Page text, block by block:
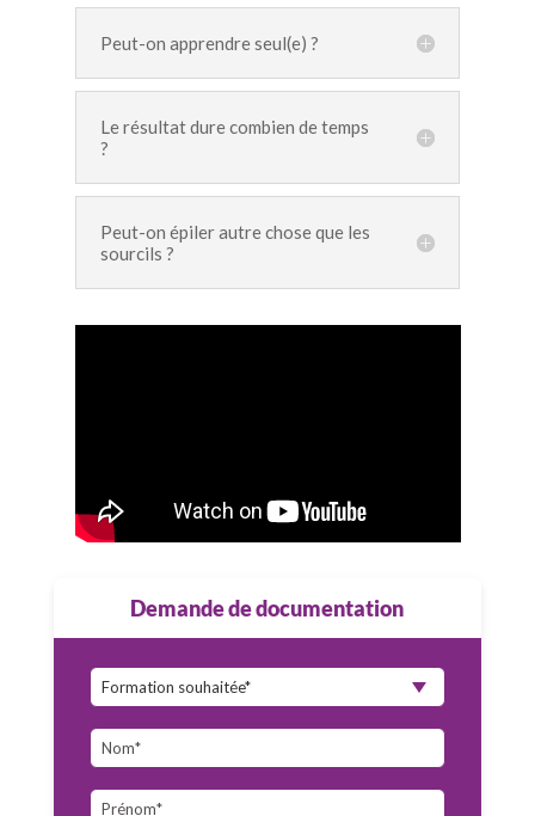
Peut-on apprendre seul(e) ?
Le résultat dure combien de temps
?
Peut-on épiler autre chose que les
sourcils ?
Demande de documentation